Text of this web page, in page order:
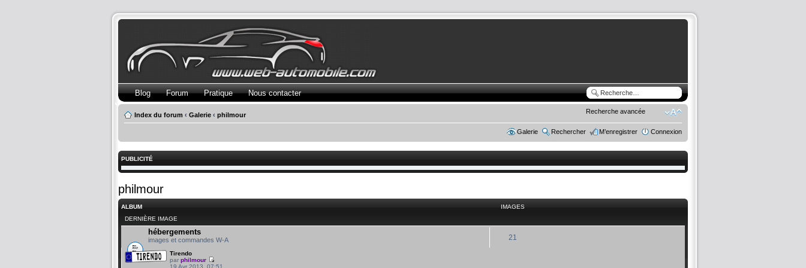
Recherche avancée
Blog Forum Pratique Nous contacter
Index du forum ‹ Galerie ‹ philmour
Galerie Rechercher M’enregistrer Connexion
PUBLICITÉ
philmour
ALBUM
IMAGES
DERNIÈRE IMAGE
hébergements
images et commandes W-A 21
Tirendo
par philmour
19 Avr 2013, 07:51